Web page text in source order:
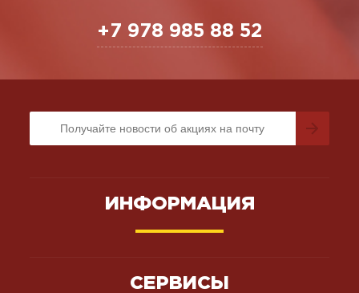
+7 978 985 88 52
ИНФОРМАЦИЯ
СЕРВИСЫ